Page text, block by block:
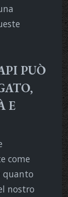
PUÒ
E
come
quanto
nostro